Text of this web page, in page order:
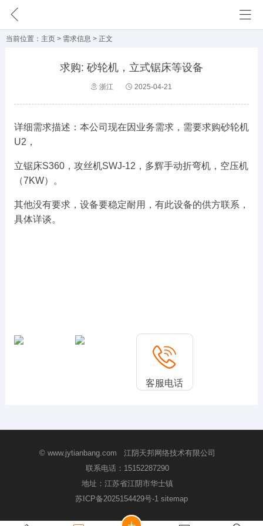
需求信息
外 发 区
企业动态
知识分享
公司简介
主页 > 需求信息 > 正文
求购: 砂轮机，立式锯床等设备
浙江 2025-04-21
详细需求描述：本公司现在因业务需求，需要求购砂轮机
U2，
立锯床S360，攻丝机SWJ-12，多辉手动折弯机，空压机
（7KW）。
其他没有要求，设备要稳定耐用，有此设备的供方联系，
具体详谈。
客服电话
© www.jytianbang.com 江阴天邦网络技术有限公司
联系电话： 15152287290
地址：江苏省江阴市华士镇
苏ICP备2025154429号-1 sitemap